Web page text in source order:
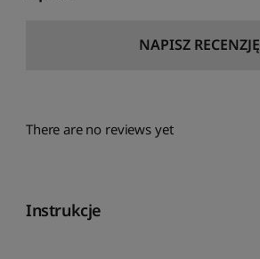
NAPISZ RECENZJĘ
There are no reviews yet
Instrukcje